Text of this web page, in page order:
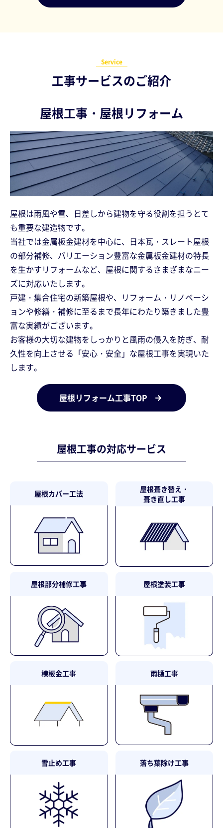
Service
工事サービスのご紹介
屋根工事・屋根リフォーム
屋根は雨風や雪、日差しから建物を守る役割を担うとて
も重要な建造物です。
当社では金属板金建材を中心に、日本瓦・スレート屋根
の部分補修、バリエーション豊富な金属板金建材の特長
を生かすリフォームなど、屋根に関するさまざまなニー
ズに対応いたします。
戸建・集合住宅の新築屋根や、リフォーム・リノベーシ
ョンや修繕・補修に至るまで長年にわたり築きました豊
富な実績がございます。
お客様の大切な建物をしっかりと風雨の侵入を防ぎ、耐
久性を向上させる「安心・安全」な屋根工事を実現いた
します。
屋根リフォーム工事TOP
屋根工事の対応サービス
屋根カバー工法
屋根葺き替え・
葺き直し工事
屋根部分補修工事 屋根塗装工事
棟板金工事 雨樋工事
雪止め工事 落ち葉除け工事